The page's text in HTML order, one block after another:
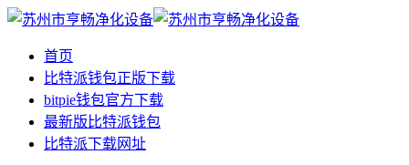
首页
比特派钱包正版下载
bitpie钱包官方下载
最新版比特派钱包
比特派下载网址